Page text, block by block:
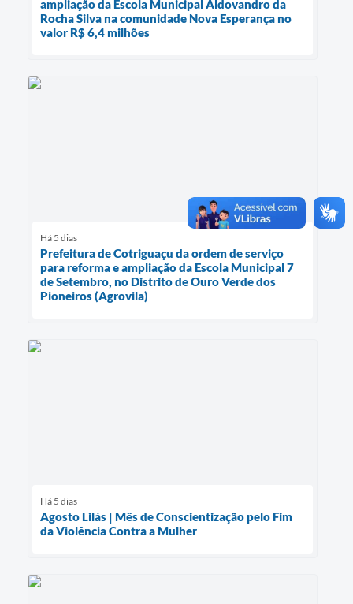
ampliação da Escola Municipal Aldovandro da
Rocha Silva na comunidade Nova Esperança no
valor R$ 6,4 milhões
Há 5 dias
Prefeitura de Cotriguaçu da ordem de serviço
para reforma e ampliação da Escola Municipal 7
de Setembro, no Distrito de Ouro Verde dos
Pioneiros (Agrovila)
Há 5 dias
Agosto Lilás | Mês de Conscientização pelo Fim
da Violência Contra a Mulher